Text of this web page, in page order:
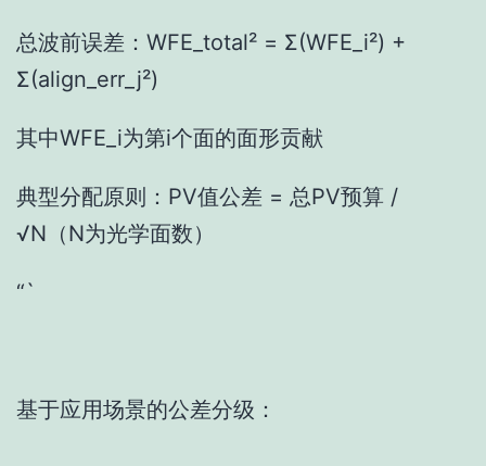
总波前误差：WFE_total² = Σ(WFE_i²) +
Σ(align_err_j²)
其中WFE_i为第i个面的面形贡献
典型分配原则：PV值公差 = 总PV预算 /
√N（N为光学面数）
“`
基于应用场景的公差分级：